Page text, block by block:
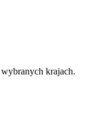
krajach.